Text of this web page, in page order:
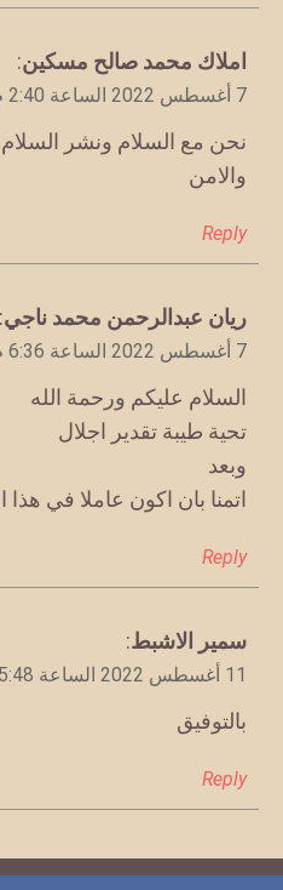
يقول
املاك محمد صالح مسكين:
7 أغسطس 2022 الساعة 2:40 م
نحن مع السلام ونشر
والامن
Reply
يقول
ريان عبدالرحمن محمد ناجي:
7 أغسطس 2022 الساعة 6:36 م
السلام عليكم ورحمة الله
تحية طيبة تقدير اجلال
وبعد
اتمنا بان اكون عاملا في هذا
Reply
يقول
سمير الاشبط:
11 أغسطس 2022 الساعة 5:48 ص
بالتوفيق
Reply